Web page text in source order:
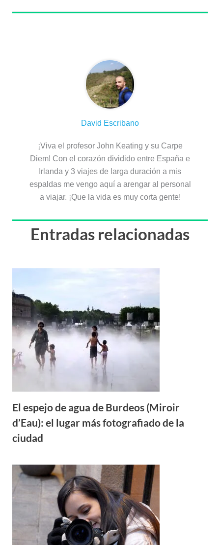
David Escribano
¡Viva el profesor John Keating y su Carpe
Diem! Con el corazón dividido entre España e
Irlanda y 3 viajes de larga duración a mis
espaldas me vengo aquí a arengar al personal
a viajar. ¡Que la vida es muy corta gente!
Entradas relacionadas
El espejo de agua de Burdeos (Miroir
d’Eau): el lugar más fotografiado de la
ciudad